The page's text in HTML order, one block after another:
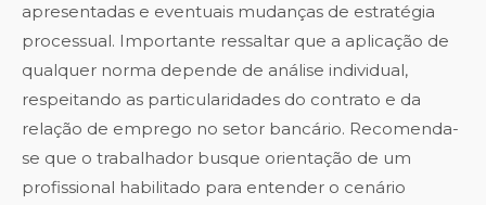
apresentadas e eventuais mudanças de estratégia
processual. Importante ressaltar que a aplicação de
qualquer norma depende de análise individual,
respeitando as particularidades do contrato e da
relação de emprego no setor bancário. Recomenda-
se que o trabalhador busque orientação de um
profissional habilitado para entender o cenário